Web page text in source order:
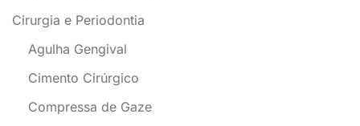
Cirurgia e Periodontia
Agulha Gengival
Cimento Cirúrgico
Compressa de Gaze